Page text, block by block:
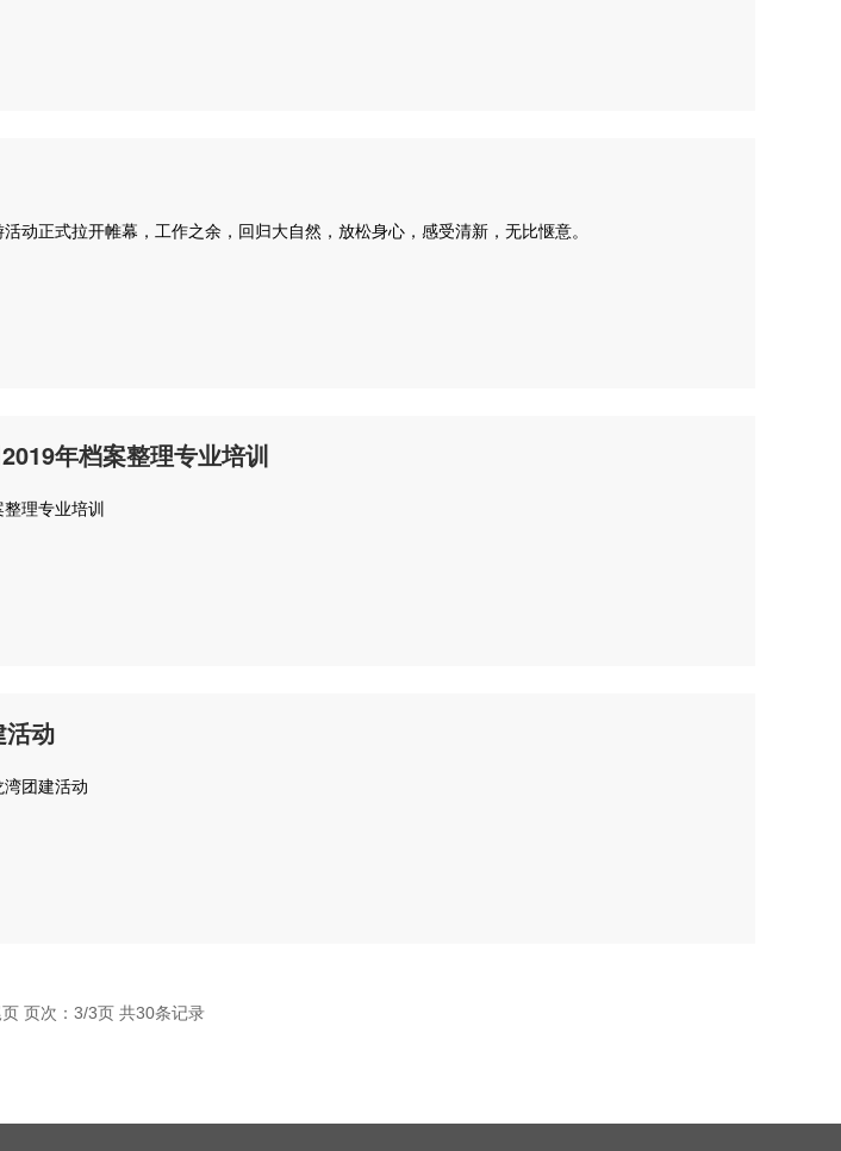
动正式拉开帷幕，工作之余，回归大自然，放松身心，感受清新，无比惬意。
年档案整理专业培训
理专业培训
活动
团建活动
页次：3/3页 共30条记录